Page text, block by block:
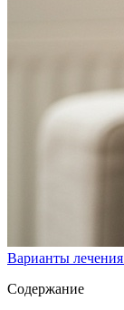
Варианты лечения
Содержание